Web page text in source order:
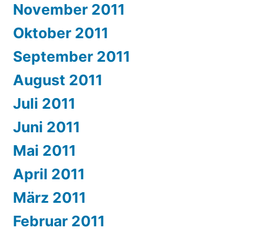
November 2011
Oktober 2011
September 2011
August 2011
Juli 2011
Juni 2011
Mai 2011
April 2011
März 2011
Februar 2011